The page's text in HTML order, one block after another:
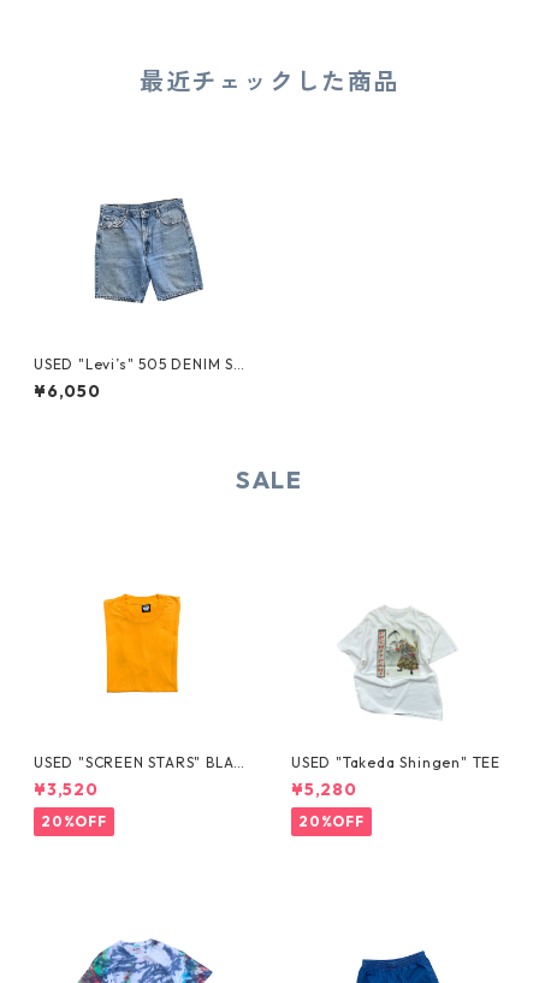
最近チェックした商品
USED "Levi’s" 505 DENIM SH
ORTS
¥6,050
SALE
USED "SCREEN STARS" BLAN
K TEE
¥3,520
20%OFF
USED "Takeda Shingen" TEE
¥5,280
20%OFF